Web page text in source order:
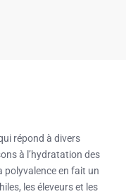
répond à divers
à l’hydratation des
polyvalence en fait un
les éleveurs et les